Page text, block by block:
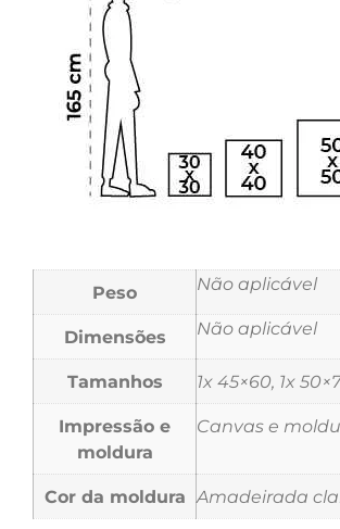
Peso Não aplicável
Dimensões Não aplicável
Tamanhos 1x 45×60, 1x
Impressão e
moldura
Canvas e
Cor da moldura Amadeirada